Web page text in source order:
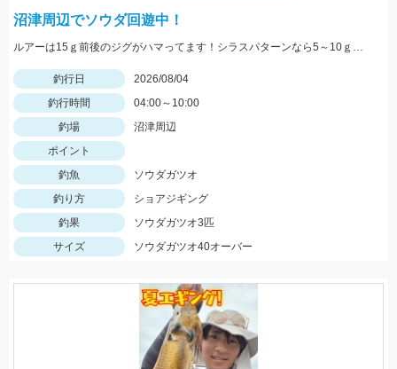
沼津周辺でソウダ回遊中！
ルアーは15ｇ前後のジグがハマってます！シラスパターンなら5～10ｇのジグが強いです！ＳＬＳで狙うのがおすすめ！
釣行日
2026/08/04
釣行時間
04:00～10:00
釣場
沼津周辺
ポイント
釣魚
ソウダガツオ
釣り方
ショアジギング
釣果
ソウダガツオ3匹
サイズ
ソウダガツオ40オーバー